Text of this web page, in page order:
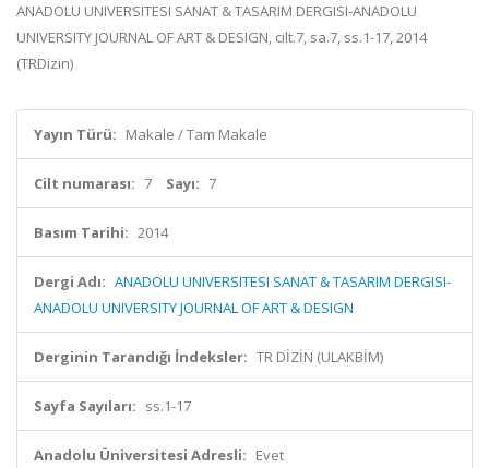
ANADOLU UNIVERSITESI SANAT & TASARIM DERGISI-ANADOLU
UNIVERSITY JOURNAL OF ART & DESIGN, cilt.7, sa.7, ss.1-17, 2014
(TRDizin)
Yayın Türü: Makale / Tam Makale
Cilt numarası: 7 Sayı: 7
Basım Tarihi: 2014
Dergi Adı: ANADOLU UNIVERSITESI SANAT & TASARIM DERGISI-
ANADOLU UNIVERSITY JOURNAL OF ART & DESIGN
Derginin Tarandığı İndeksler: TR DİZİN (ULAKBİM)
Sayfa Sayıları: ss.1-17
Anadolu Üniversitesi Adresli: Evet